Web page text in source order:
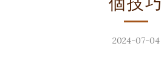
2024-07-04